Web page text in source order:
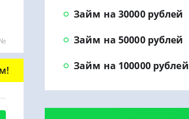
Займ на 30000 рублей
Займ на 50000 рублей
Займ на 100000 рублей